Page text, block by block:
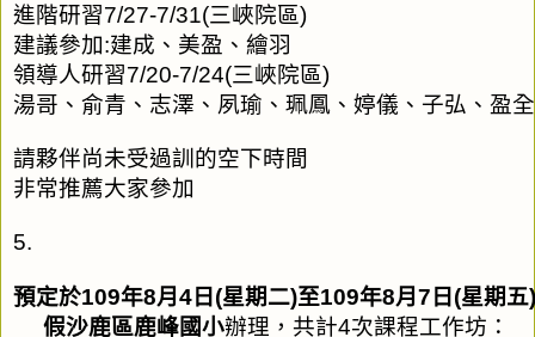
進階研習7/27-7/31(三峽院區)
建議參加:建成、美盈、繪羽
領導人研習7/20-7/24(三峽院區)
湯哥、俞青、志澤、夙瑜、珮鳳、婷儀、子弘、盈全
請夥伴尚未受過訓的空下時間
非常推薦大家參加
5.
預定於109年8月4日(星期二)至109年8月7日(星期五)
假沙鹿區鹿峰國小辦理，共計4次課程工作坊：